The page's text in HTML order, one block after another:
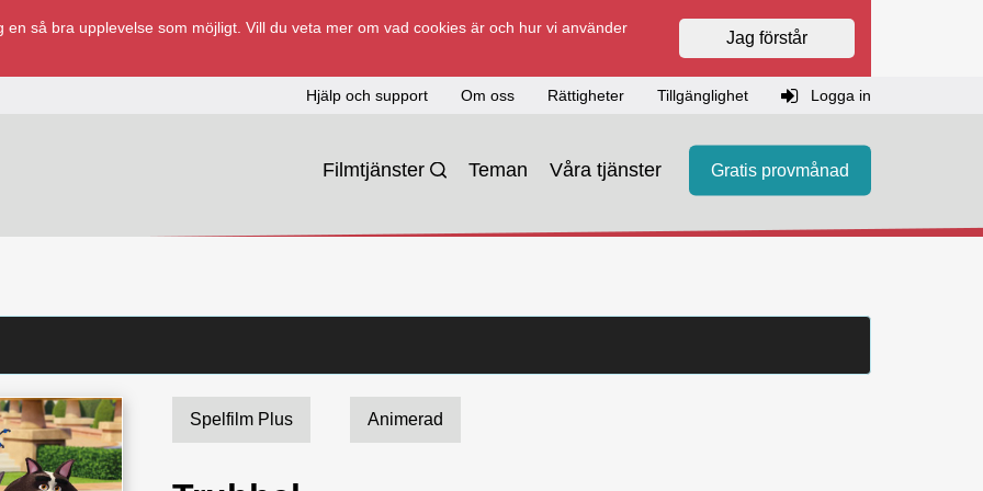
så bra upplevelse som möjligt. Vill du veta mer om vad cookies är och hur vi använder
Jag förstår
Hjälp och support Om oss Rättigheter Tillgänglighet Logga in
Filmtjänster Teman Våra tjänster Gratis provmånad
Spelfilm Plus Animerad